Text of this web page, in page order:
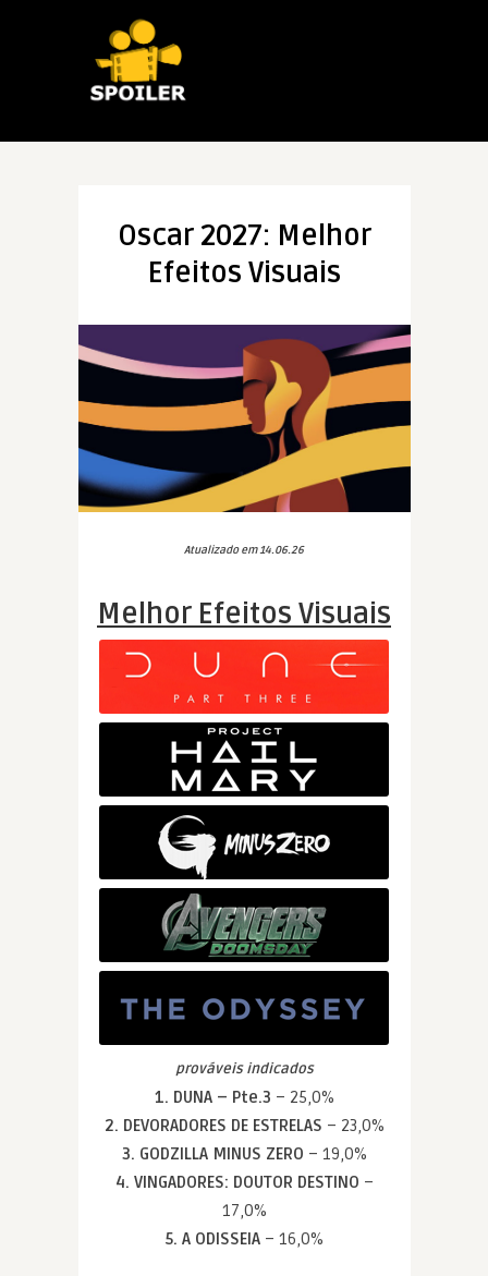
Oscar 2027: Melhor
Efeitos Visuais
Atualizado em 14.06.26
Melhor Efeitos Visuais
prováveis indicados
1. DUNA – Pte.3 – 25,0%
2. DEVORADORES DE ESTRELAS – 23,0%
3. GODZILLA MINUS ZERO – 19,0%
4. VINGADORES: DOUTOR DESTINO –
17,0%
5. A ODISSEIA – 16,0%